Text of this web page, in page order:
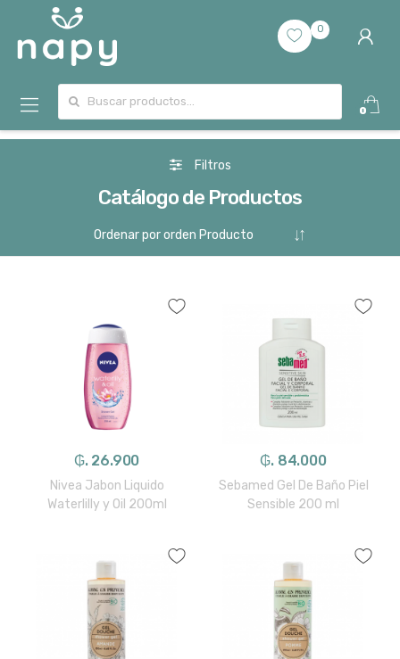
0
0
Filtros
Catálogo de Productos
₲. 26.900
Nivea Jabon Liquido
Waterlilly y Oil 200ml
₲. 84.000
Sebamed Gel De Baño Piel
Sensible 200 ml